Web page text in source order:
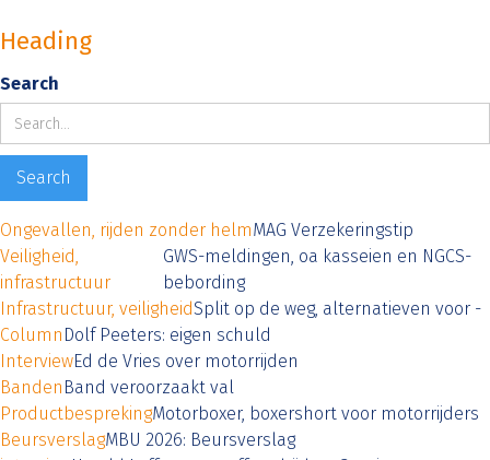
Heading
Search
Ongevallen, rijden zonder helmMAG Verzekeringstip
Veiligheid,
infrastructuur
GWS-meldingen, oa kasseien en NGCS-
bebording
Infrastructuur, veiligheidSplit op de weg, alternatieven voor -
Column Dolf Peeters: eigen schuld
InterviewEd de Vries over motorrijden
Banden Band veroorzaakt val
ProductbesprekingMotorboxer, boxershort voor motorrijders
BeursverslagMBU 2026: Beursverslag